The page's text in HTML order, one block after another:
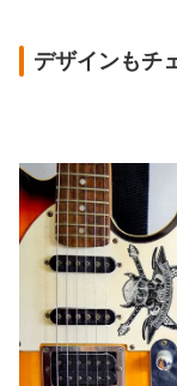
デザインもチ